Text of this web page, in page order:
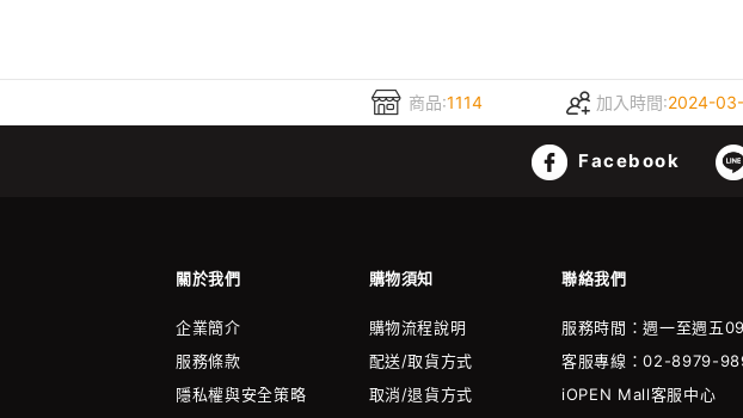
商品:1114 加入時間:2024-
Facebook
關於我們 購物須知 聯絡我們
企業簡介
服務條款
隱私權與安全策略
購物流程說明
配送/取貨方式
取消/退貨方式
服務時間：週一至週五
客服專線：02-8979-
iOPEN Mall客服中心